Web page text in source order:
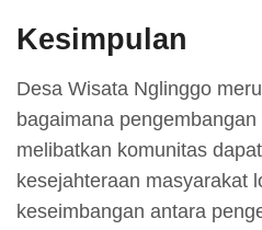
Kesimpulan
Desa Wisata Nglinggo
bagaimana
melibatkan komunitas
kesejahteraan masyarakat
keseimbangan antara